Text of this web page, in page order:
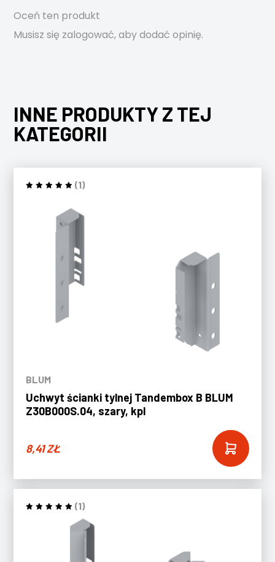
Oceń ten produkt
Musisz się zalogować, aby dodać opinię.
INNE PRODUKTY Z TEJ
KATEGORII
(1)
BLUM
Uchwyt ścianki tylnej Tandembox B BLUM
Z30B000S.04, szary, kpl
8,41ZŁ
(1)